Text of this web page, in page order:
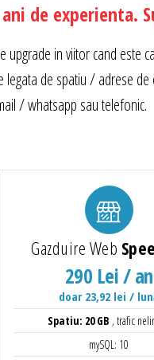
de experienta.
in viitor cand
de spatiu / adrese
/ whatsapp sau telefonic.
Gazduire Web
290 Lei / an
doar 23,92 lei /
Spatiu: 20 GB , trafic
mySQL: 10